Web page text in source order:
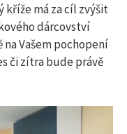
kříže má za cíl zvýšit
dárcovství
na Vašem pochopení
či zítra bude právě